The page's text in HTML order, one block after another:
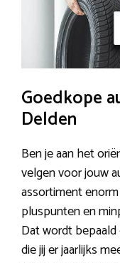
Goedkope
Delden
Ben je aan het
velgen voor jouw
assortiment
pluspunten en
Dat wordt
die jij er jaarlijks